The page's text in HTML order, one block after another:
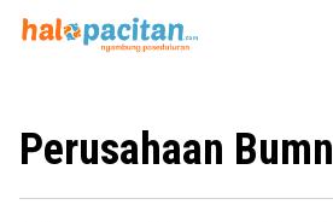
Home
Perusahaan Bumn